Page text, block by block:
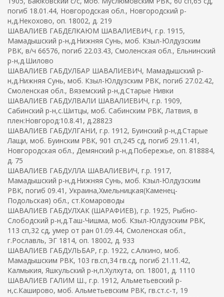
погиб 18.01.44, Новгородская обл., Новгородский р-
н,д.Некохово, оп. 18002, д. 219
ШАВАЛИЕВ ГАБДЕЛКАЮМ ШАВАЛИЕВИЧ, г.р. 1915,
Мамадышский р-н,д.Нижняя Сунь, моб. Кзыл-Юлдузским
РВК, в/ч 66576, погиб 22.03.43, Смоленская обл., Ельнинский
р-н,д.Шилово
ШАВАЛИЕВ ГАБДУЛБАР ШАВАЛИЕВИЧ, Мамадышский р-
н,д.Нижняя Сунь, моб. Кзыл-Юлдузским РВК, погиб 27.02.42,
Смоленская обл., Вяземский р-н,д.Старые Нивки
ШАВАЛИЕВ ГАБДУЛВАЛИ ШАВАЛИЕВИЧ, г.р. 1909,
Сабинский р-н,с.Шитцы, моб. Сабинским РВК, Латвия, в
плен:Новгород:10.8.41, д.28823
ШАВАЛИЕВ ГАБДУЛГАНИ, г.р. 1912, Буинский р-н,д.Старые
Лащи, моб. Буинским РВК, 901 сп,245 сд, погиб 29.11.41,
Новгородская обл., Демянский р-н,д.Побережье, оп. 818884,
д. 75
ШАВАЛИЕВ ГАБДУЛЛА ШАВАЛИЕВИЧ, г.р. 1917,
Мамадышский р-н,д.Нижняя Сунь, моб. Кзыл-Юлдузским
РВК, погиб 09.41, Украина,Хмельницкая(Каменец-
Подольская) обл., ст.Комароводы
ШАВАЛИЕВ ГАБДУЛХАК (ШАРАФИЕВ), г.р. 1925, Рыбно-
Слободский р-н,д.Таш-Чишма, моб. Кзыл-Юлдузским РВК,
113 сп,32 сд, умер от ран 01.09.44, Смоленская обл.,
г.Рославль, ЭГ 1814, оп. 18002, д. 933
ШАВАЛИЕВ ГАБДУЛЬБАР, г.р. 1922, с.Алкино, моб.
Мамадышским РВК, 103 гв.сп,34 гв.сд, погиб 21.11.42,
Калмыкия, Яшкульский р-н,п.Хулхута, оп. 18001, д. 1110
ШАВАЛИЕВ ГАЛИМ Ш., г.р. 1912, Альметьевский р-
н,с.Каширово, моб. Альметьевским РВК, гв.ст.с-т, 19